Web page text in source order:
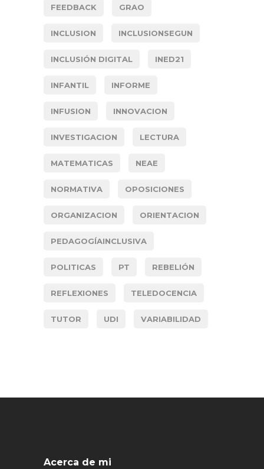
FEEDBACK GRAO
INCLUSION INCLUSIONSEGUN
INCLUSIÓN DIGITAL INED21
INFANTIL INFORME
INFUSION INNOVACION
INVESTIGACION LECTURA
MATEMATICAS NEAE
NORMATIVA OPOSICIONES
ORGANIZACION ORIENTACION
PEDAGOGÍAINCLUSIVA
POLITICAS PT REBELIÓN
REFLEXIONES TELEDOCENCIA
TUTOR UDI VARIABILIDAD
Acerca de mi